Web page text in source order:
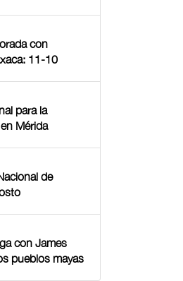
con
11-10
para la
Mérida
de
con James
pueblos mayas